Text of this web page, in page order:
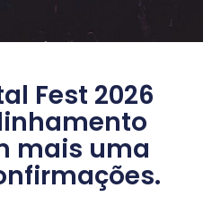
Fest 2026
mais uma